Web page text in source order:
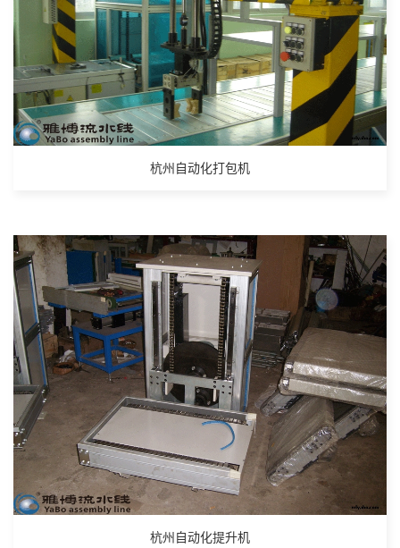
杭州自动化打包机
杭州自动化提升机